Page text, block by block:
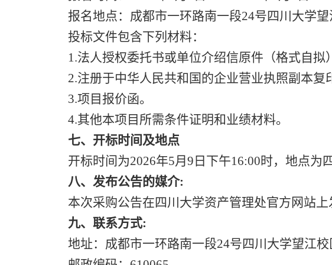
报名地点：成都市一环路南一段24号四川大学望
投标文件包含下列材料：
1.法人授权委托书或单位介绍信原件（格式自拟
2.注册于中华人民共和国的企业营业执照副本复
3.项目报价函。
4.其他本项目所需条件证明和业绩材料。
七、 开标时间及地点
开标时间为2026年5月9日下午16:00时，地点为
八、发布公告的媒介:
本次采购公告在四川大学资产管理处官方网站上
九、联系方式:
地址：成都市一环路南一段24号四川大学望江